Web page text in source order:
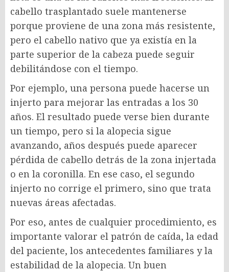
cabello trasplantado suele mantenerse
porque proviene de una zona más resistente,
pero el cabello nativo que ya existía en la
parte superior de la cabeza puede seguir
debilitándose con el tiempo.
Por ejemplo, una persona puede hacerse un
injerto para mejorar las entradas a los 30
años. El resultado puede verse bien durante
un tiempo, pero si la alopecia sigue
avanzando, años después puede aparecer
pérdida de cabello detrás de la zona injertada
o en la coronilla. En ese caso, el segundo
injerto no corrige el primero, sino que trata
nuevas áreas afectadas.
Por eso, antes de cualquier procedimiento, es
importante valorar el patrón de caída, la edad
del paciente, los antecedentes familiares y la
estabilidad de la alopecia. Un buen